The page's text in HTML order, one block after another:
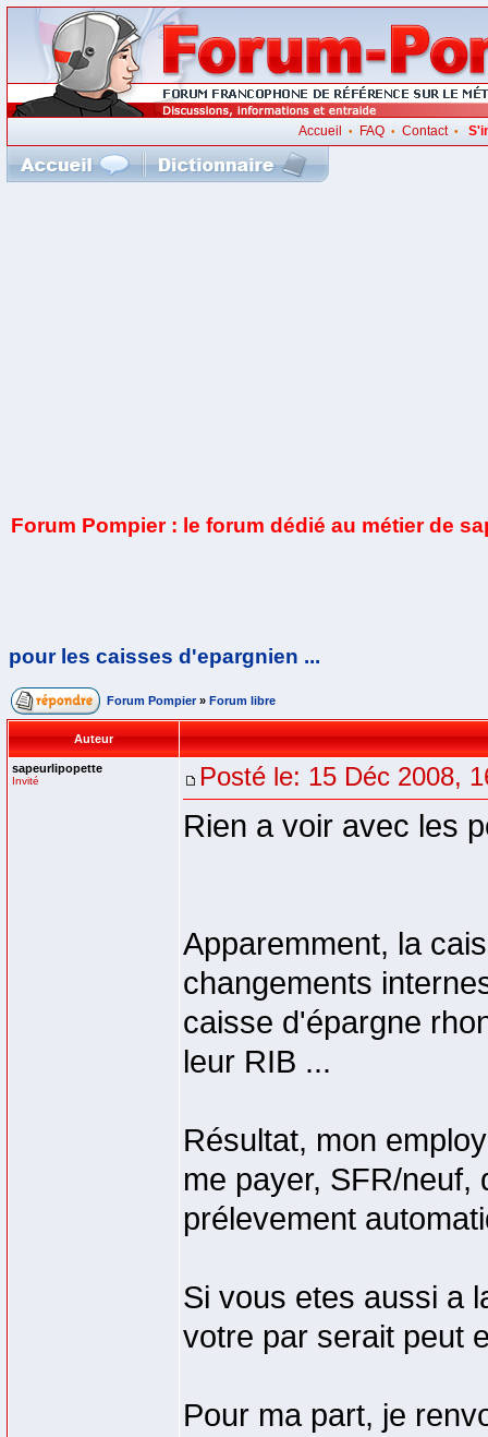
Accueil • FAQ• Contact•
Forum Pompier : le forum dédié au métier de
pour les caisses d'epargnien ...
Forum Pompier » Forum libre
Auteur
sapeurlipopette
Invité Posté le: 15 Déc 2008,
Rien a voir avec les
Apparemment, la
changements
caisse d'épargne
leur RIB ...
Résultat, mon
me payer, SFR/neuf,
prélevement
Si vous etes aussi a
votre par serait peut
Pour ma part, je